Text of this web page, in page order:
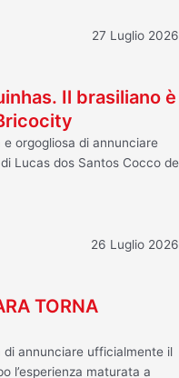
27 Luglio 2026
Il brasiliano è
orgogliosa di annunciare
Lucas dos Santos Cocco de
26 Luglio 2026
TORNA
annunciare ufficialmente il
l’esperienza maturata a